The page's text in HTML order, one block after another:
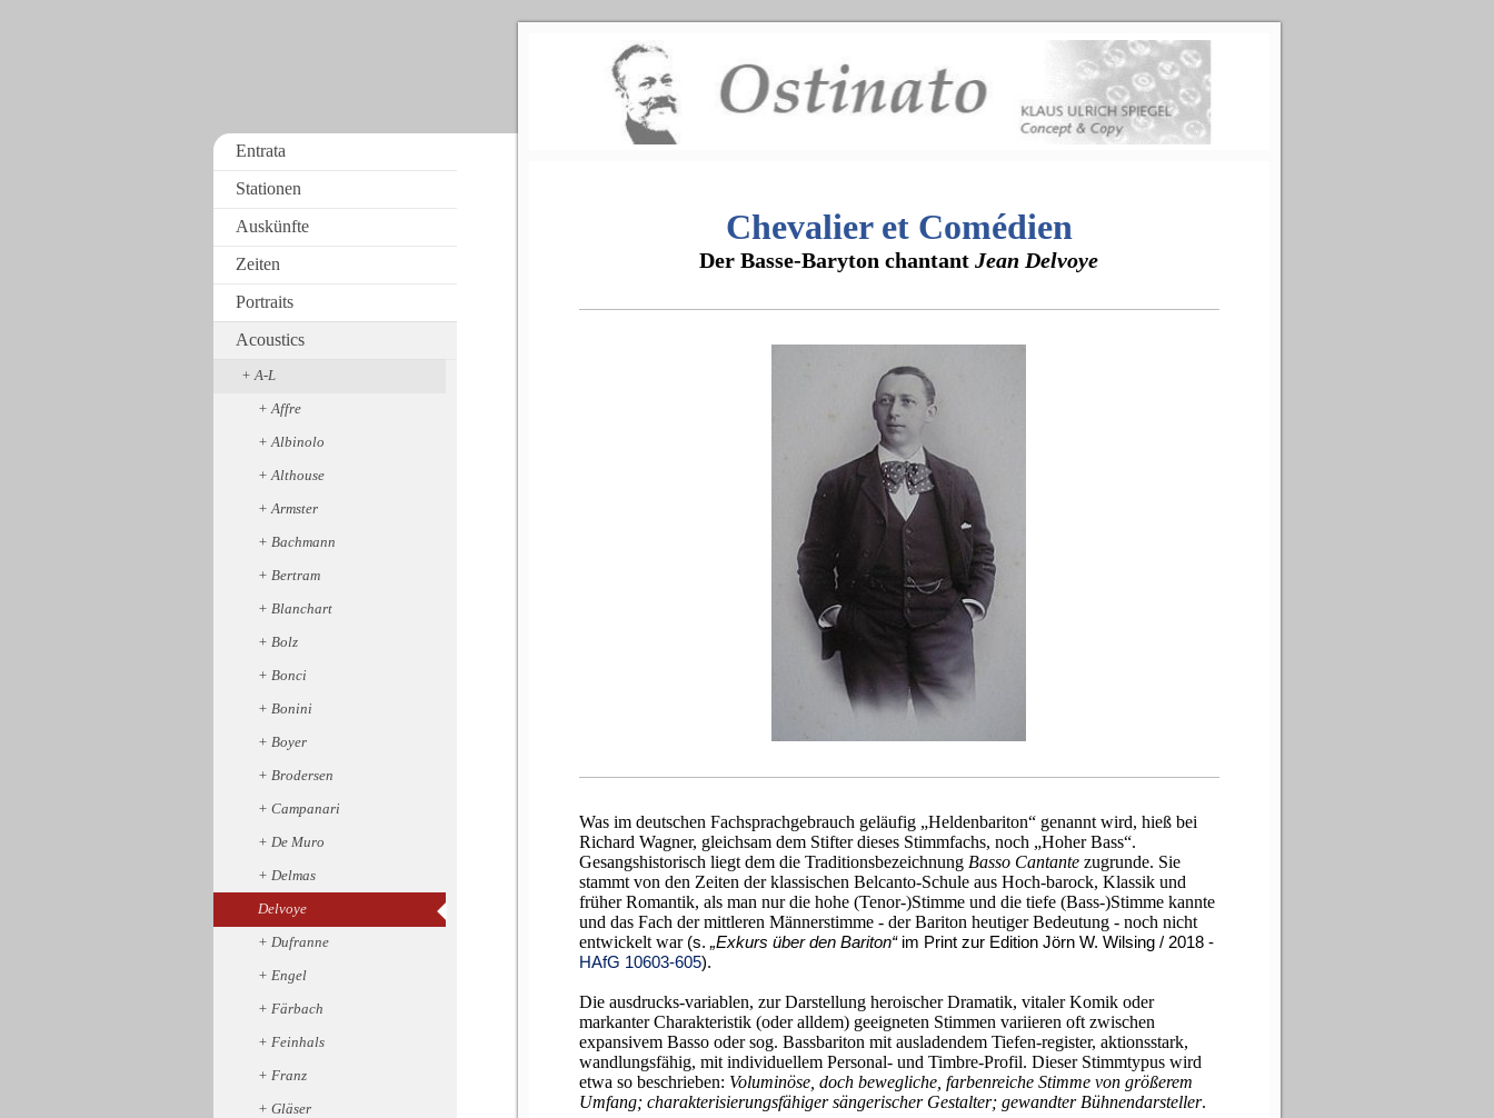
Chevalier et Comédien
Der Basse-Baryton chantantJean Delvoye
Was im deutschen Fachsprachgebrauch geläufig „Heldenbariton“ genannt wird, hieß bei
Richard Wagner, gleichsam dem Stifter dieses Stimmfachs, noch „Hoher Bass“.
Gesangshistorisch liegt dem die Traditionsbezeichnung Basso Cantantezugrunde. Sie
stammt von den Zeiten der klassischen Belcanto-Schule aus Hoch-barock, Klassik und
früher Romantik, als man nur die hohe (Tenor-)Stimme und die tiefe (Bass-)Stimme kannte
und das Fach der mittleren Männerstimme - der Bariton heutiger Bedeutung - noch nicht
entwickelt war (s. „Exkurs über den Bariton“im Print zur Edition Jörn W. Wilsing / 2018 -
HAfG 10603-605).
Die ausdrucks-variablen, zur Darstellung heroischer Dramatik, vitaler Komik oder
markanter Charakteristik (oder alldem) geeigneten Stimmen variieren oft zwischen
expansivem Basso oder sog. Bassbariton mit ausladendem Tiefen-register, aktionsstark,
wandlungsfähig, mit individuellem Personal- und Timbre-Profil. Dieser Stimmtypus wird
etwa so beschrieben: Voluminöse, doch bewegliche, farbenreiche Stimme von größerem
Umfang; charakterisierungsfähiger sängerischer Gestalter; gewandter Bühnendarsteller.
Entrata
Stationen
Auskünfte
Zeiten
Portraits
Acoustics
A-L
Affre
Albinolo
Althouse
Armster
Bachmann
Bertram
Blanchart
Bolz
Bonci
Bonini
Boyer
Brodersen
Campanari
De Muro
Delmas
Delvoye
Dufranne
Engel
Färbach
Feinhals
Franz
Gläser